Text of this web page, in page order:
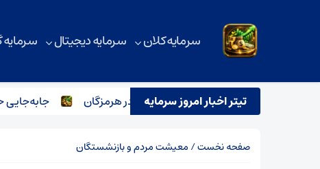
سرمایه کلان سرمایه دیجیتال
تیتر اخبار امروز سرمایه جابه‌جایی حریم
صفحه نخست/ معیشت مردم و بازنشستگان